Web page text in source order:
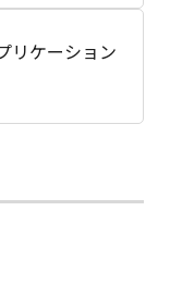
リケーション